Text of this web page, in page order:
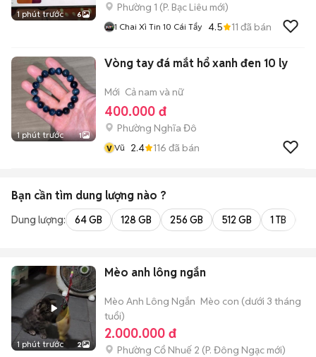
1 phút trước 6
Phường 1 (P. Bạc Liêu mới)
1 Chai Xì Tin 10 Cái Tẩy 4.5 11 đã bán
1 phút trước 1
Vòng tay đá mắt hổ xanh đen 10 ly
Mới Cả nam và nữ
400.000 đ
Phường Nghĩa Đô
v Vũ 2.4 116 đã bán
Bạn cần tìm dung lượng nào ?
Dung lượng: 64 GB 128 GB 256 GB 512 GB 1 TB
1 phút trước 2
Mèo anh lông ngắn
Mèo Anh Lông Ngắn Mèo con (dưới 3 tháng
tuổi)
2.000.000 đ
Phường Cổ Nhuế 2 (P. Đông Ngạc mới)